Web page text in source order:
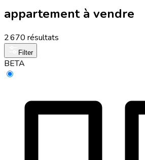
appartement à vendre
2 670 résultats
Filter
BETA